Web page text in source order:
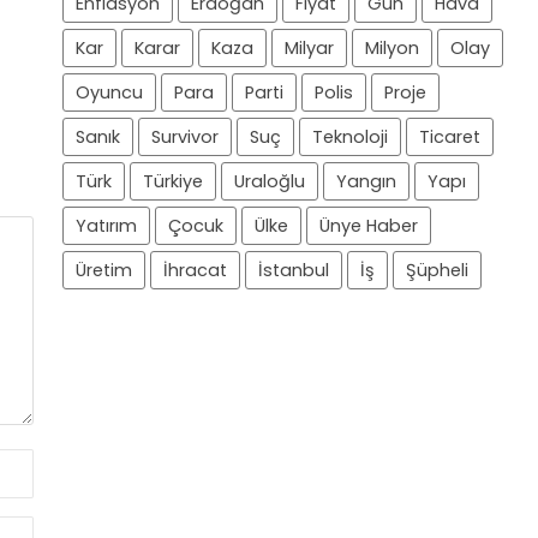
Kar
Karar Kaza Milyar Milyon
Olay
Oyuncu
Para Parti Polis
Proje
Sanık
Survivor Suç Teknoloji
Ticaret
Türk
Türkiye Uraloğlu Yangın
Yapı
Yatırım
Çocuk Ülke
Ünye Haber
Üretim
İhracat İstanbul İş Şüpheli